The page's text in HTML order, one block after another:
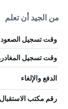
من الجيد أن تعلم
وقت تسجيل الصعود
وقت تسجيل
الدفع والإلغاء
رقم مكتب الاستقبال